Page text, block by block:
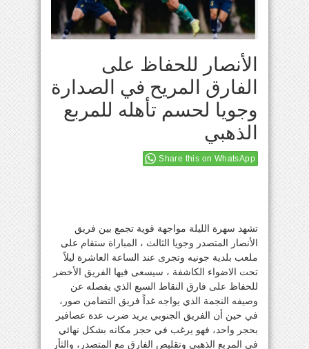
الأنصار للحفاظ على
الفارق المريح في الصدارة
وجويا لحسم تأهله للمربع
الذهبي
Share this on WhatsApp
تشهد سهرة الليلة مواجهة قوية تجمع بين فريق
الأنصار المتصدر وجويا الثالث ، المباراة ستقام على
ملعب بلدية جونيه وتجرى عند الساعة العاشرة ليلاً
تحت الاضواء الكاشفة ، سيسعى فيها الفريق الأخضر
للحفاظ على فارق النقاط السبع الذي يفصله عن
وصيفه النجمة الذي يواجه غداً فريق التضامن صور،
في حين أن الفريق الجنوبي يريد ضرب عدة عصافير
بحجر واحد، فهو يرغب في حجز مكانه بشكل نهائي
في المربع الذهبي وتقليص الفارق مع المتصدر، والثأر